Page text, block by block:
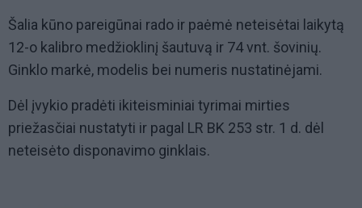
Šalia kūno pareigūnai rado ir paėmė neteisėtai laikytą
12-o kalibro medžioklinį šautuvą ir 74 vnt. šovinių.
Ginklo markė, modelis bei numeris nustatinėjami.
Dėl įvykio pradėti ikiteisminiai tyrimai mirties
priežasčiai nustatyti ir pagal LR BK 253 str. 1 d. dėl
neteisėto disponavimo ginklais.